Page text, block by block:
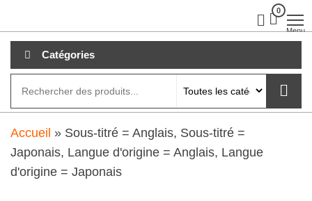
au
contenu
0
Menu
Catégories
Accueil » Sous-titré = Anglais, Sous-titré =
Japonais, Langue d'origine = Anglais, Langue
d'origine = Japonais